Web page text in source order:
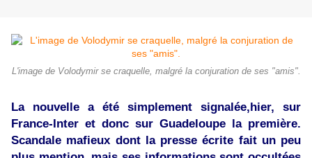
L'image de Volodymir se craquelle, malgré la conjuration de ses "amis".
La nouvelle a été simplement signalée,hier, sur
France-Inter et donc sur Guadeloupe la première.
Scandale mafieux dont la presse écrite fait un peu